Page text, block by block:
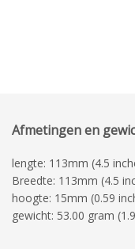
Afmetingen en
lengte: 113mm (4.5
Breedte: 113mm (4.5
hoogte: 15mm (0.59
gewicht: 53.00 gram